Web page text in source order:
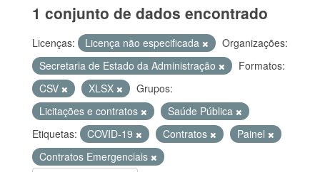
1 conjunto de dados encontrado
Licenças: Licença não especificada
Organizações:
Secretaria de Estado da Administração
Formatos:
CSV
XLSX
Grupos:
Licitações e contratos
Saúde Pública
Etiquetas:
COVID-19 Contratos
Painel
Contratos Emergenciais